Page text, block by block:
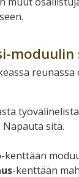
moduulin
reunassa
Napauta sitä.
-kenttään
-kenttään